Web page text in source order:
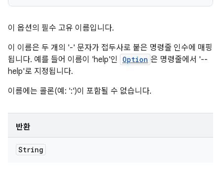
이 옵션의 필수 고유 이름입니다.
이 이름은 두 개의 '-' 문자가 접두사로 붙은 명령줄 인수에 매핑
됩니다. 예를 들어 이름이 'help'인
Option 은 명령줄에서 '--
help'로 지정됩니다.
이름에는 콜론(예: ':')이 포함될 수 없습니다.
반환
String